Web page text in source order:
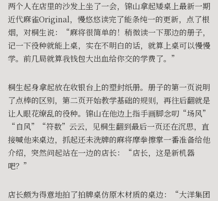
两个人在店里的沙发上坐了一会，锦山拿起矮桌上最新一期
近代麻雀Original，慢悠悠读完了能条纯一的更新，点了根
烟，对桐生说：“麻将很简单的！稍微读一下那边的册子，
记一下役种就能上桌，实在不明白的话，就算上桌可以慢慢
学。前几局就算我钱包大出血给你交的学费了。”
桐生起身拿起放在收银台上的塑封纸册。册子的第一页说明
了点棒的区别，第二页开始教学基础的规则，再往后翻就是
让人眼花缭乱的役种。锦山在他边上指手画脚念叨“场风”
“自风”“符数”云云，见桐生翻到最后一页还在沉思，直
接喊他来桌边，抓起还未洗牌的麻将摩拳擦掌一番准备给他
介绍，突然问起站在一边的店长：“店长，这是新机器
吧？”
店长颇为得意地拍了拍牌桌仿原木材质的桌边：“大洋集团